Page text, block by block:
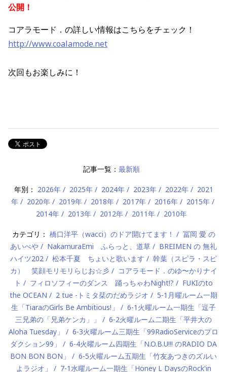
公開！
コアラモード．の詳しい情報はこちらをチェック！
http://www.coalamode.net
次回もお楽しみに！
記事一覧： 最新順
年別： 2026年 2025年 2024年 2023年 2022年
2021
年
2020年 2019年 2018年 2017年 2016年
2015年
2014年
2013年 2012年 2011年 2010年
カテゴリ： 橋口洋平（wacci）のドア開けてます！
冨岡 愛 の
あいべや
NakamuraEmi ふらっと、道草
BREIMEN の 無礼
ハイツ202
松本千夏 ちょいと歌います
幹葉（スピラ・スピ
カ） 笑顔モリモリらじお☆彡
コアラモード．のゆ〜かりナイ
ト
フィロソフィーのダンス 踊っちゃわNight!?
FUKIのto
the OCEAN
2 tue -トミタ栞のだめラジオ
5-1月曜ルーム一期
生「TiaraのGirls Be Ambitious!」
6-1火曜ルーム一期生「逗子
三兄弟の「兄弟ケンカ」」
6-2火曜ルーム二期生「平井大の
Aloha Tuesday」
6-3火曜ルーム三期生「99RadioServiceのプロ
ダクション99」
6-4火曜ルーム四期生「N.O.B.U!!! のRADIO DA
BON BON BON」
6-5火曜ルーム五期生「竹友あつきのズルい
よラジオ」
7-1水曜ルーム一期生「Honey L DaysのRock'in